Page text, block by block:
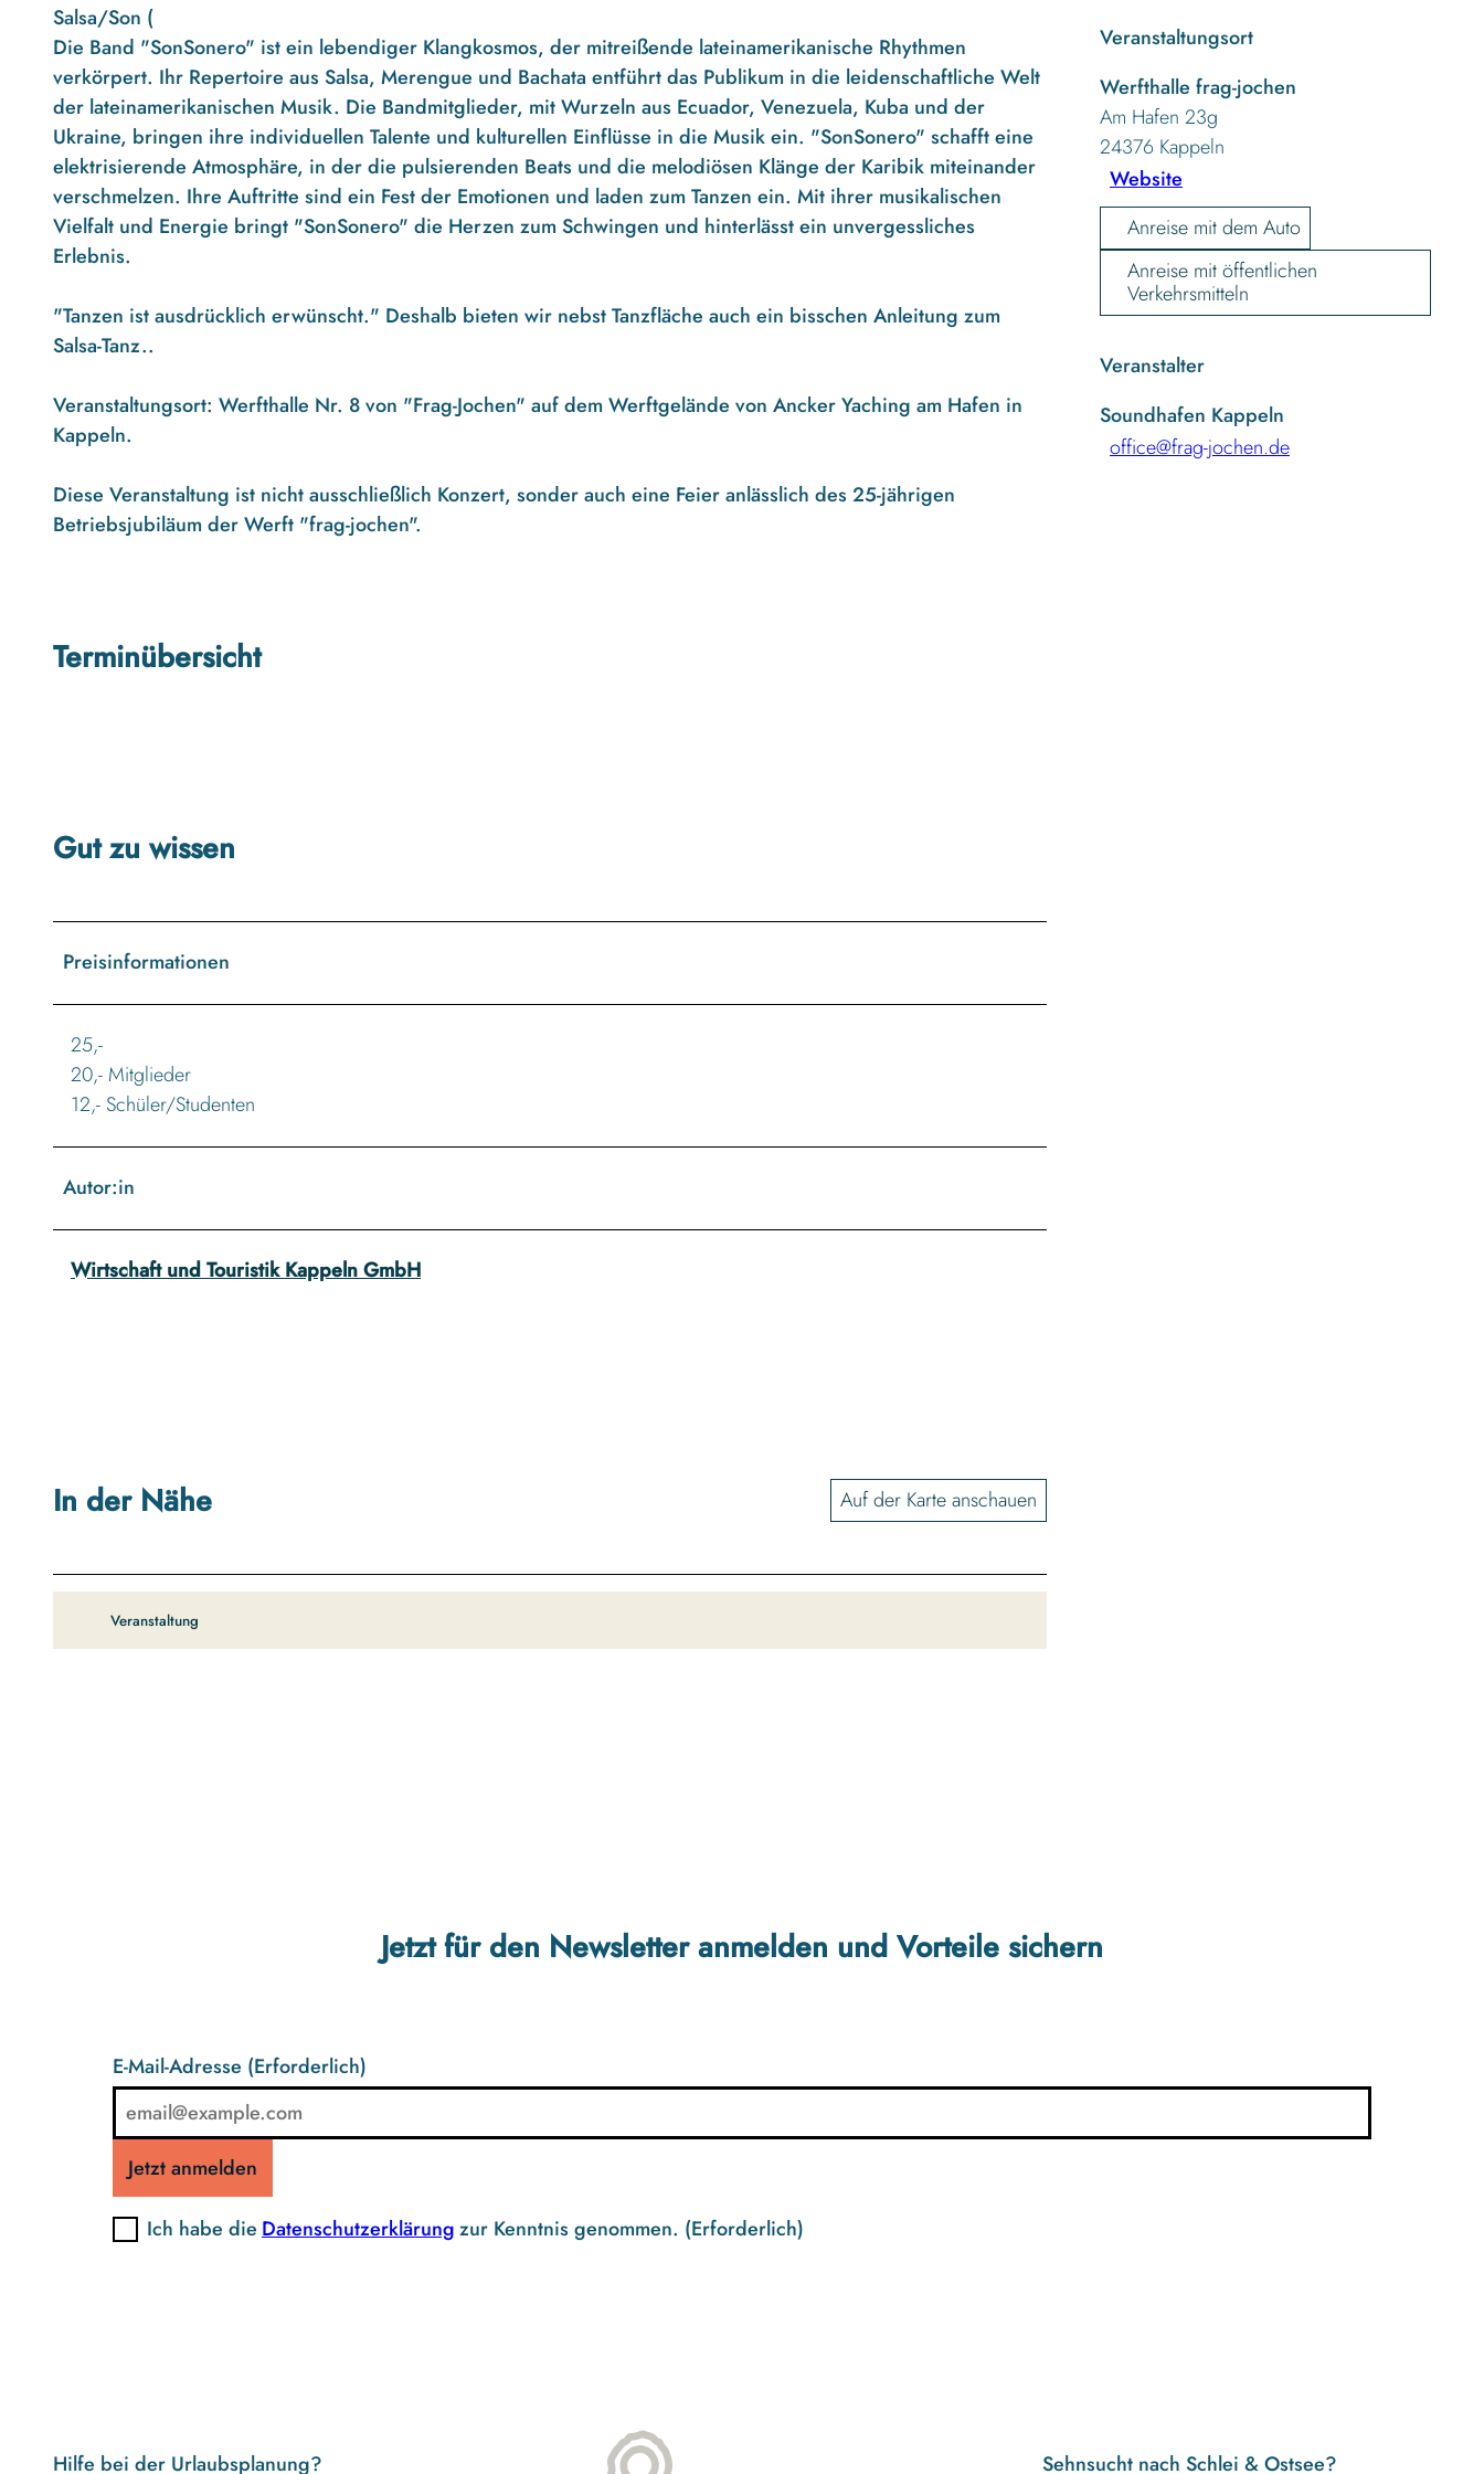
Salsa/Son (
Die Band "SonSonero" ist ein lebendiger Klangkosmos, der mitreißende lateinamerikanische Rhythmen
verkörpert. Ihr Repertoire aus Salsa, Merengue und Bachata entführt das Publikum in die leidenschaftliche Welt
der lateinamerikanischen Musik. Die Bandmitglieder, mit Wurzeln aus Ecuador, Venezuela, Kuba und der
Ukraine, bringen ihre individuellen Talente und kulturellen Einflüsse in die Musik ein. "SonSonero" schafft eine
elektrisierende Atmosphäre, in der die pulsierenden Beats und die melodiösen Klänge der Karibik miteinander
verschmelzen. Ihre Auftritte sind ein Fest der Emotionen und laden zum Tanzen ein. Mit ihrer musikalischen
Vielfalt und Energie bringt "SonSonero" die Herzen zum Schwingen und hinterlässt ein unvergessliches
Erlebnis.
"Tanzen ist ausdrücklich erwünscht." Deshalb bieten wir nebst Tanzfläche auch ein bisschen Anleitung zum
Salsa-Tanz..
Veranstaltungsort: Werfthalle Nr. 8 von "Frag-Jochen" auf dem Werftgelände von Ancker Yaching am Hafen in
Kappeln.
Diese Veranstaltung ist nicht ausschließlich Konzert, sonder auch eine Feier anlässlich des 25-jährigen
Betriebsjubiläum der Werft "frag-jochen".
Terminübersicht
Gut zu wissen
Preisinformationen
25,-
20,- Mitglieder
12,- Schüler/Studenten
Autor:in
Wirtschaft und Touristik Kappeln GmbH
In der Nähe Auf der Karte anschauen
Veranstaltung
Veranstaltungsort
Werfthalle frag-jochen
Am Hafen 23g
24376 Kappeln
Website
Anreise mit dem Auto
Anreise mit öffentlichen
Verkehrsmitteln
Veranstalter
Soundhafen Kappeln
office@frag-jochen.de
Jetzt für den Newsletter anmelden und Vorteile sichern
E-Mail-Adresse (Erforderlich)
Jetzt anmelden
Ich habe die Datenschutzerklärungzur Kenntnis genommen. (Erforderlich)
Hilfe bei der Urlaubsplanung? Sehnsucht nach Schlei & Ostsee?